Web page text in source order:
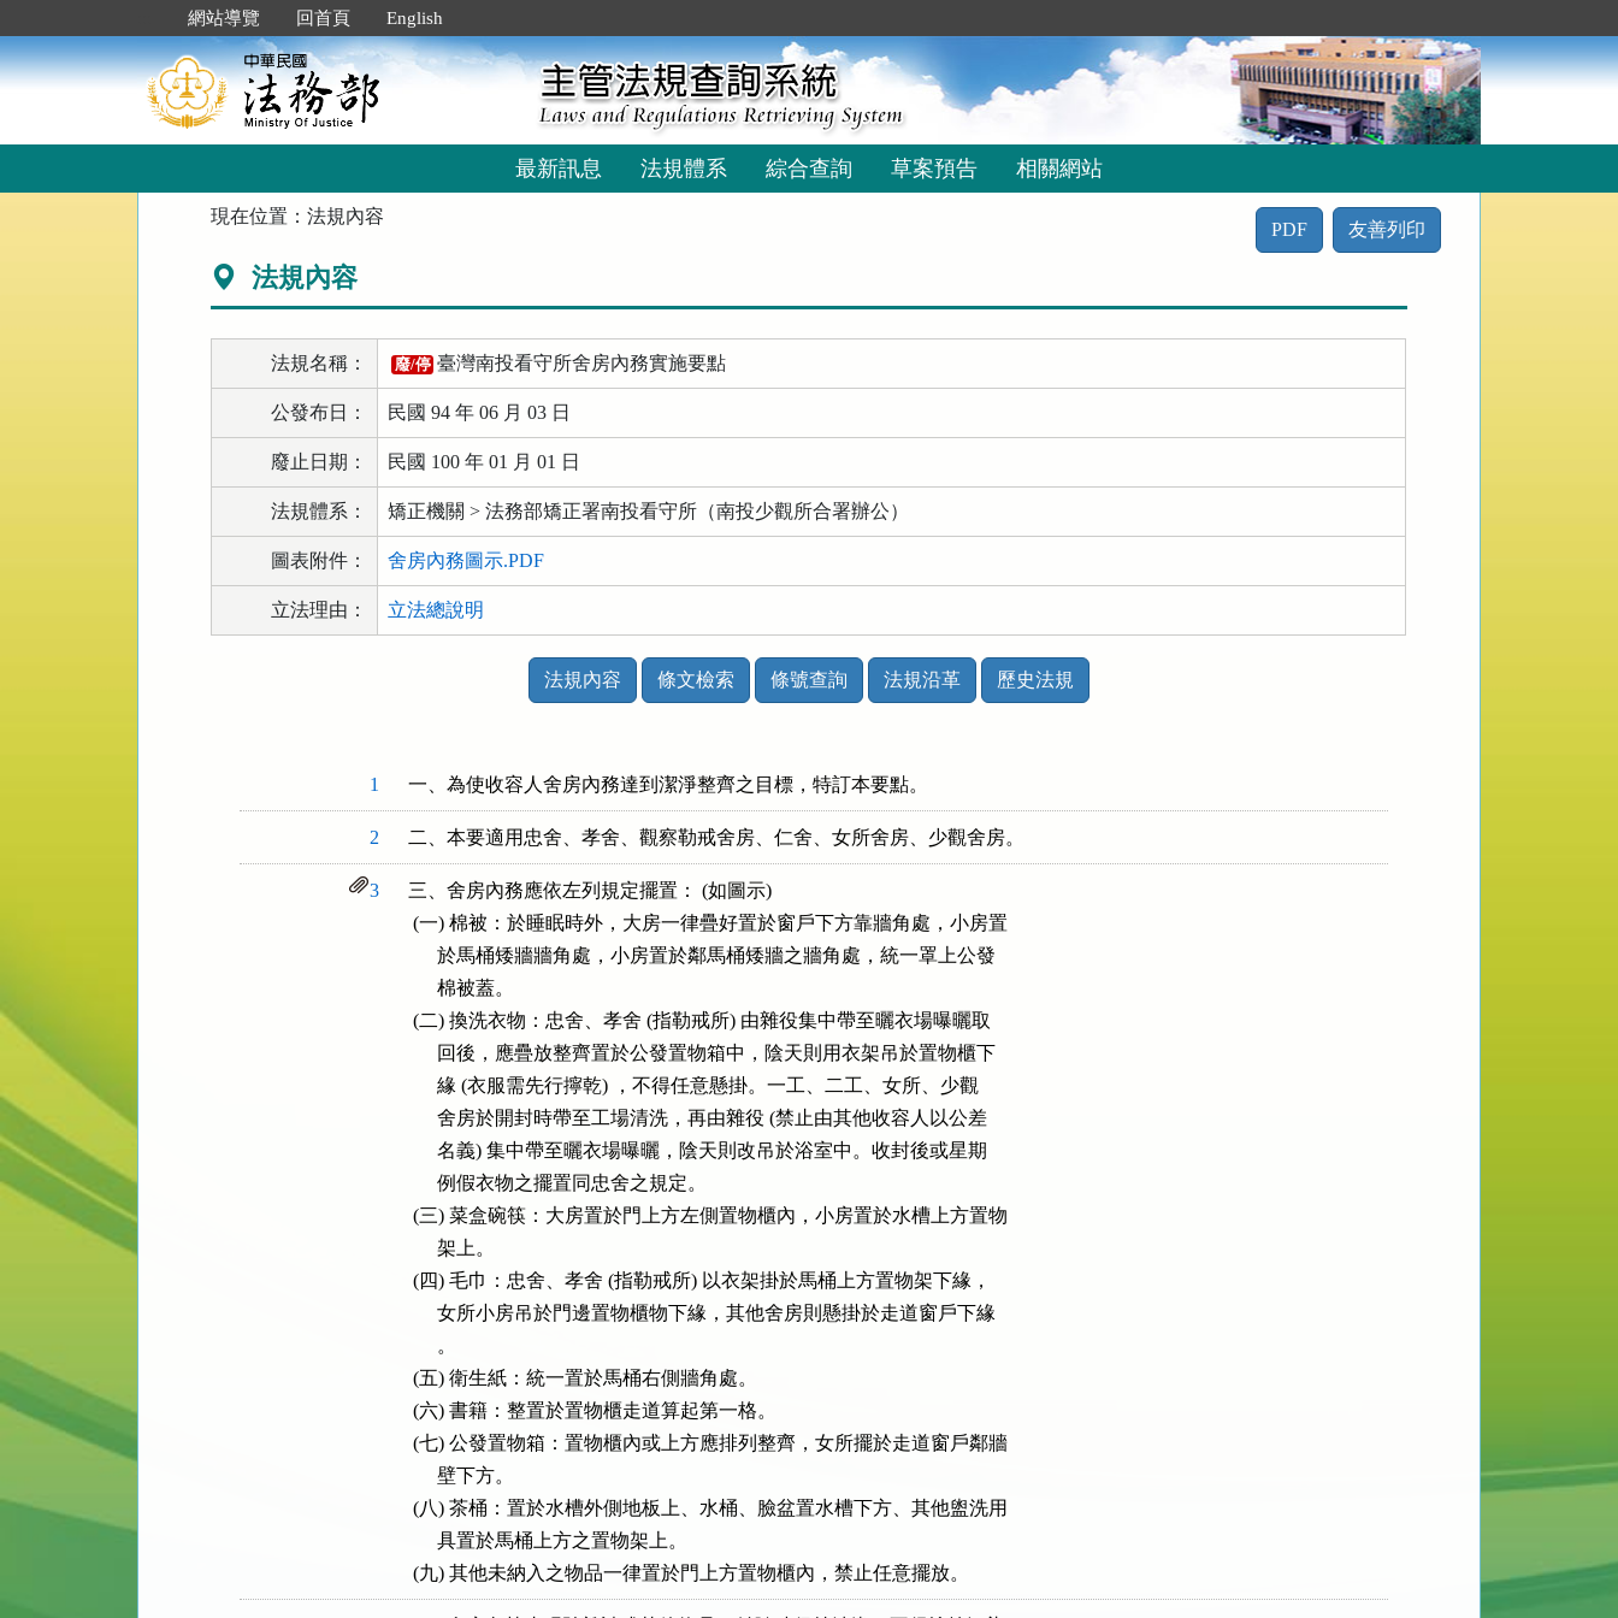
到
主
要
網站導覽 回首頁 English
最新訊息 法規體系 綜合查詢 草案預告 相關網站
現在位置：法規內容
PDF 友善列印
法規內容
法規名稱： 廢/停 臺灣南投看守所舍房內務實施要點
公發布日： 民國 94 年 06 月 03 日
廢止日期： 民國 100 年 01 月 01 日
法規體系： 矯正機關 > 法務部矯正署南投看守所（南投少觀所合署辦公）
圖表附件： 舍房內務圖示.PDF
立法理由： 立法總說明
法規內容 條文檢索 條號查詢 法規沿革 歷史法規
1 一、為使收容人舍房內務達到潔淨整齊之目標，特訂本要點。
2 二、本要適用忠舍、孝舍、觀察勒戒舍房、仁舍、女所舍房、少觀舍房。
3
三、舍房內務應依左列規定擺置： (如圖示)
(一) 棉被：於睡眠時外，大房一律疊好置於窗戶下方靠牆角處，小房置
      於馬桶矮牆牆角處，小房置於鄰馬桶矮牆之牆角處，統一罩上公發
      棉被蓋。
(二) 換洗衣物：忠舍、孝舍 (指勒戒所) 由雜役集中帶至曬衣場曝曬取
      回後，應疊放整齊置於公發置物箱中，陰天則用衣架吊於置物櫃下
      緣 (衣服需先行擰乾) ，不得任意懸掛。一工、二工、女所、少觀
      舍房於開封時帶至工場清洗，再由雜役 (禁止由其他收容人以公差
      名義) 集中帶至曬衣場曝曬，陰天則改吊於浴室中。收封後或星期
      例假衣物之擺置同忠舍之規定。
(三) 菜盒碗筷：大房置於門上方左側置物櫃內，小房置於水槽上方置物
      架上。
(四) 毛巾：忠舍、孝舍 (指勒戒所) 以衣架掛於馬桶上方置物架下緣，
      女所小房吊於門邊置物櫃物下緣，其他舍房則懸掛於走道窗戶下緣
      。
(五) 衛生紙：統一置於馬桶右側牆角處。
(六) 書籍：整置於置物櫃走道算起第一格。
(七) 公發置物箱：置物櫃內或上方應排列整齊，女所擺於走道窗戶鄰牆
      壁下方。
(八) 茶桶：置於水槽外側地板上、水桶、臉盆置水槽下方、其他盥洗用
      具置於馬桶上方之置物架上。
(九) 其他未納入之物品一律置於門上方置物櫃內，禁止任意擺放。